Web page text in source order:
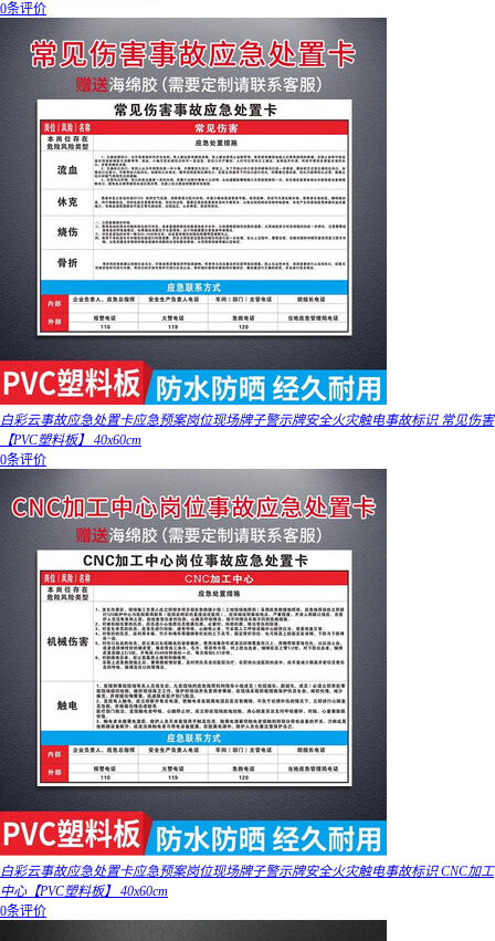
0条评价
白彩云事故应急处置卡应急预案岗位现场牌子警示牌安全火灾触电事故标识 常见伤害
【PVC塑料板】 40x60cm
0条评价
白彩云事故应急处置卡应急预案岗位现场牌子警示牌安全火灾触电事故标识 CNC加工
中心【PVC塑料板】 40x60cm
0条评价